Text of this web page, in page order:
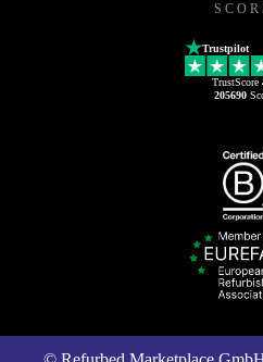
Trustpilot
TrustScore
205690